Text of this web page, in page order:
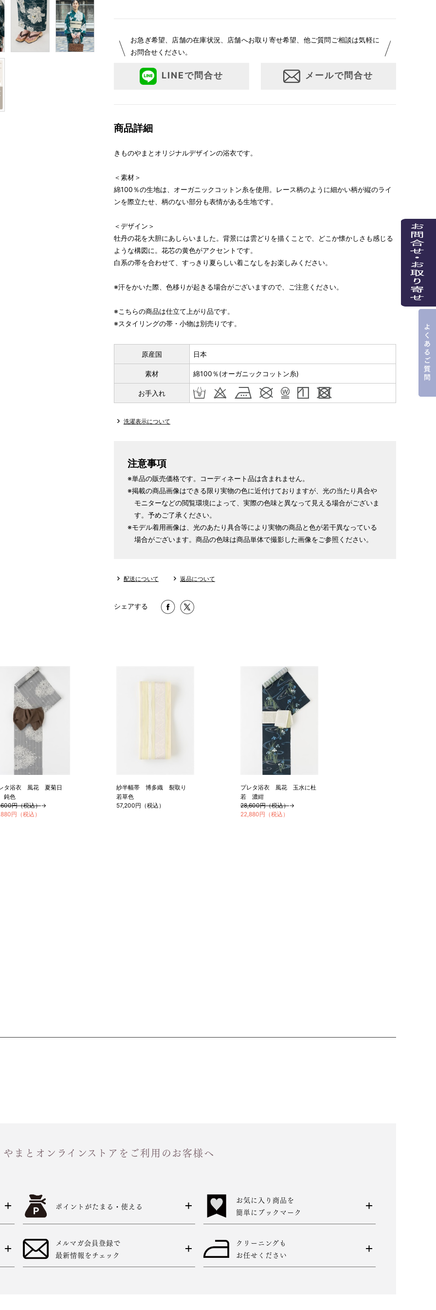
お急ぎ希望、店舗の在庫状況、店舗へお取り寄せ希望、他ご質問ご相談は気軽に
お問合せください。
LINEで問合せ メールで問合せ
商品詳細
きものやまとオリジナルデザインの浴衣です。
＜素材＞
綿100％の生地は、オーガニックコットン糸を使用。レース柄のように細かい柄が縦のライ
ンを際立たせ、柄のない部分も表情がある生地です。
＜デザイン＞
牡丹の花を大胆にあしらいました。背景には雲どりを描くことで、どこか懐かしさも感じる
ような構図に。花芯の黄色がアクセントです。
白系の帯を合わせて、すっきり夏らしい着こなしをお楽しみください。
※汗をかいた際、色移りが起きる場合がございますので、ご注意ください。
※こちらの商品は仕立て上がり品です。
※スタイリングの帯・小物は別売りです。
原産国 日本
素材 綿100％(オーガニックコットン糸)
お手入れ
洗濯表示について
注意事項
※単品の販売価格です。コーディネート品は含まれません。
※掲載の商品画像はできる限り実物の色に近付けておりますが、光の当たり具合や
モニターなどの閲覧環境によって、実際の色味と異なって見える場合がございま
す。予めご了承ください。
※モデル着用画像は、光のあたり具合等により実物の商品と色が若干異なっている
場合がございます。商品の色味は商品単体で撮影した画像をご参照ください。
配送について 返品について
シェアする
タ浴衣 風花 夏菊日
鈍色
円（税込）→
円（税込）
紗半幅帯 博多織 裂取り
若草色
57,200円（税込）
プレタ浴衣 風花 玉水に杜
若 濃紺
28,600円（税込）→
22,880円（税込）
やまとオンラインストアをご利用のお客様へ
ポイントがたまる・使える
お気に入り商品を
簡単にブックマーク
メルマガ会員登録で
最新情報をチェック
クリーニングも
お任せください